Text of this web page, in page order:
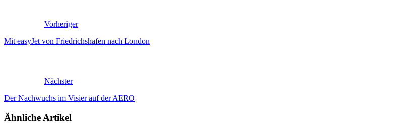
Vorheriger
Mit easyJet von Friedrichshafen nach London
Nächster
Der Nachwuchs im Visier auf der AERO
Ähnliche Artikel